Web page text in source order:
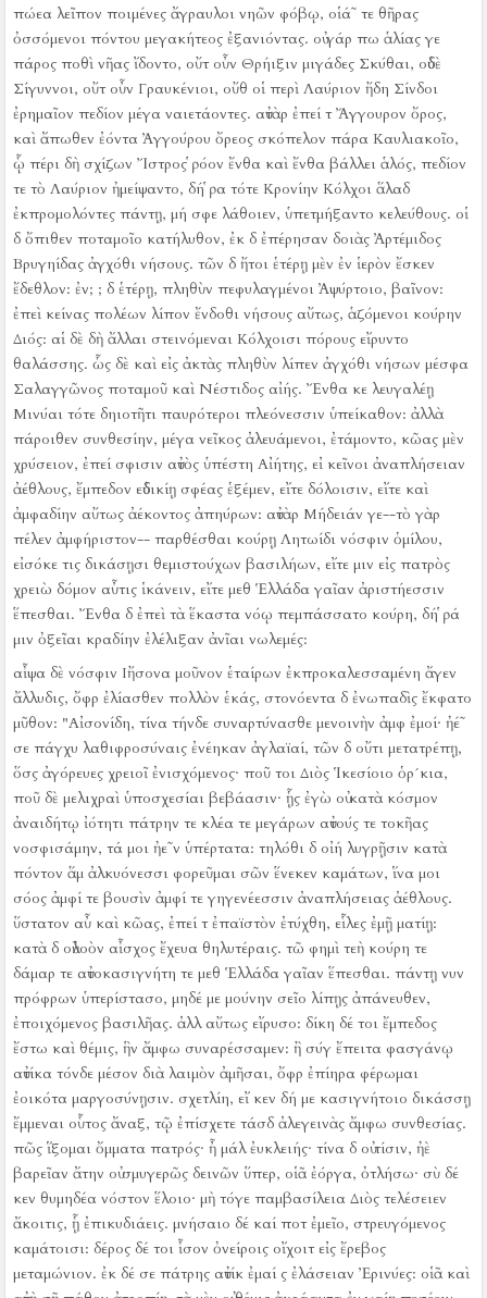
πώεα λεῖπον ποιμένες ἄγραυλοι νηῶν φόβῳ, οἱά῀ τε θῆρας
ὀσσόμενοι πόντου μεγακήτεος ἐξανιόντας. οὐ γάρ πω ἁλίας γε
πάρος ποθὶ νῆας ἴδοντο, οὔτ οὖν Θρήιξιν μιγάδες Σκύθαι, οὐδὲ
Σίγυννοι, οὔτ οὖν Γραυκένιοι, οὔθ οἱ περὶ Λαύριον ἤδη Σίνδοι
ἐρημαῖον πεδίον μέγα ναιετάοντες. αὐτὰρ ἐπεί τ Ἄγγουρον ὄρος,
καὶ ἄπωθεν ἐόντα Ἀγγούρου ὄρεος σκόπελον πάρα Καυλιακοῖο,
ᾧ πέρι δὴ σχίζων Ἴστρος ῥόον ἔνθα καὶ ἔνθα βάλλει ἁλός, πεδίον
τε τὸ Λαύριον ἠμείψαντο, δή ῥα τότε Κρονίην Κόλχοι ἅλαδ
ἐκπρομολόντες πάντῃ, μή σφε λάθοιεν, ὑπετμήξαντο κελεύθους. οἱ
δ ὄπιθεν ποταμοῖο κατήλυθον, ἐκ δ ἐπέρησαν δοιὰς Ἀρτέμιδος
Βρυγηίδας ἀγχόθι νήσους. τῶν δ ἤτοι ἑτέρῃ μὲν ἐν ἱερὸν ἔσκεν
ἔδεθλον: ἐν; ; δ ἑτέρῃ, πληθὺν πεφυλαγμένοι Ἀψύρτοιο, βαῖνον:
ἐπεὶ κείνας πολέων λίπον ἔνδοθι νήσους αὔτως, ἁζόμενοι κούρην
Διός: αἱ δὲ δὴ ἄλλαι στεινόμεναι Κόλχοισι πόρους εἴρυντο
θαλάσσης. ὧς δὲ καὶ εἰς ἀκτὰς πληθὺν λίπεν ἀγχόθι νήσων μέσφα
Σαλαγγῶνος ποταμοῦ καὶ Νέστιδος αἰής. Ἔνθα κε λευγαλέῃ
Μινύαι τότε δηιοτῆτι παυρότεροι πλεόνεσσιν ὑπείκαθον: ἀλλὰ
πάροιθεν συνθεσίην, μέγα νεῖκος ἀλευάμενοι, ἐτάμοντο, κῶας μὲν
χρύσειον, ἐπεί σφισιν αὐτὸς ὑπέστη Αἰήτης, εἰ κεῖνοι ἀναπλήσειαν
ἀέθλους, ἔμπεδον εὐδικίῃ σφέας ἑξέμεν, εἴτε δόλοισιν, εἴτε καὶ
ἀμφαδίην αὔτως ἀέκοντος ἀπηύρων: αὐτὰρ Μήδειάν γε--τὸ γὰρ
πέλεν ἀμφήριστον-- παρθέσθαι κούρῃ Λητωίδι νόσφιν ὁμίλου,
εἰσόκε τις δικάσῃσι θεμιστούχων βασιλήων, εἴτε μιν εἰς πατρὸς
χρειὼ δόμον αὖτις ἱκάνειν, εἴτε μεθ Ἑλλάδα γαῖαν ἀριστήεσσιν
ἕπεσθαι. Ἔνθα δ ἐπεὶ τὰ ἕκαστα νόῳ πεμπάσσατο κούρη, δή ῥά
μιν ὀξεῖαι κραδίην ἐλέλιξαν ἀνῖαι νωλεμές:
αἶψα δὲ νόσφιν Ιἤσονα μοῦνον ἑταίρων ἐκπροκαλεσσαμένη ἄγεν
ἄλλυδις, ὄφρ ἐλίασθεν πολλὸν ἑκάς, στονόεντα δ ἐνωπαδὶς ἔκφατο
μῦθον: "Αἰσονίδη, τίνα τήνδε συναρτύνασθε μενοινὴν ἀμφ ἐμοί· ἠέ῀
σε πάγχυ λαθιφροσύναις ἐνέηκαν ἀγλαϊαί, τῶν δ οὔτι μετατρέπῃ,
ὅσς ἀγόρευες χρειοῖ ἐνισχόμενος· ποῦ τοι Διὸς Ἱκεσίοιο ὁρ´κια,
ποῦ δὲ μελιχραὶ ὑποσχεσίαι βεβάασιν· ᾗς ἐγὼ οὐ κατὰ κόσμον
ἀναιδήτῳ ἰότητι πάτρην τε κλέα τε μεγάρων αὐτούς τε τοκῆας
νοσφισάμην, τά μοι ἠε῀ν ὑπέρτατα: τηλόθι δ οἰή λυγρῇσιν κατὰ
πόντον ἅμ ἀλκυόνεσσι φορεῦμαι σῶν ἕνεκεν καμάτων, ἵνα μοι
σόος ἀμφί τε βουσὶν ἀμφί τε γηγενέεσσιν ἀναπλήσειας ἀέθλους.
ὕστατον αὖ καὶ κῶας, ἐπεί τ ἐπαϊστὸν ἐτύχθη, εἷλες ἐμῇ ματίῃ:
κατὰ δ οὐλοὸν αἶσχος ἔχευα θηλυτέραις. τῶ φημὶ τεὴ κούρη τε
δάμαρ τε αὐτοκασιγνήτη τε μεθ Ἑλλάδα γαῖαν ἕπεσθαι. πάντῃ νυν
πρόφρων ὑπερίστασο, μηδέ με μούνην σεῖο λίπῃς ἀπάνευθεν,
ἐποιχόμενος βασιλῆας. ἀλλ αὔτως εἴρυσο: δίκη δέ τοι ἔμπεδος
ἔστω καὶ θέμις, ἣν ἄμφω συναρέσσαμεν: ἢ σύγ ἔπειτα φασγάνῳ
αὐτίκα τόνδε μέσον διὰ λαιμὸν ἀμῆσαι, ὄφρ ἐπίηρα φέρωμαι
ἐοικότα μαργοσύνῃσιν. σχετλίη, εἴ κεν δή με κασιγνήτοιο δικάσσῃ
ἔμμεναι οὗτος ἄναξ, τῷ ἐπίσχετε τάσδ ἀλεγεινὰς ἄμφω συνθεσίας.
πῶς ἵξομαι ὄμματα πατρός· ἦ μάλ ἐυκλειής· τίνα δ οὐ τίσιν, ἠὲ
βαρεῖαν ἄτην οὐ σμυγερῶς δεινῶν ὕπερ, οἱᾶ ἐόργα, ὀτλήσω· σὺ δέ
κεν θυμηδέα νόστον ἕλοιο· μὴ τόγε παμβασίλεια Διὸς τελέσειεν
ἄκοιτις, ᾗ ἐπικυδιάεις. μνήσαιο δέ καί ποτ ἐμεῖο, στρευγόμενος
καμάτοισι: δέρος δέ τοι ἶσον ὀνείροις οἴχοιτ εἰς ἔρεβος
μεταμώνιον. ἐκ δέ σε πάτρης αὐτίκ ἐμαί ς ἐλάσειαν Ἐρινύες: οἱᾶ καὶ